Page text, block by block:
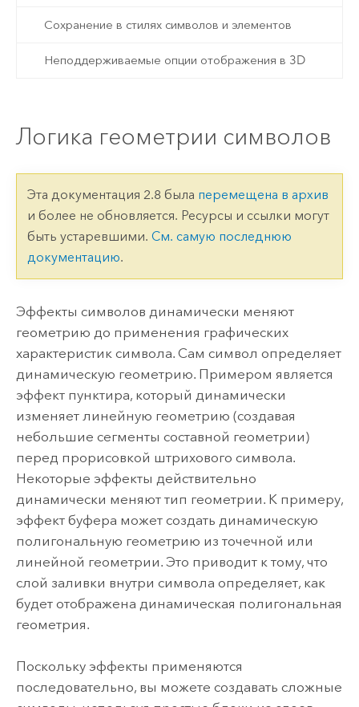
Сохранение в стилях символов и элементов
Неподдерживаемые опции отображения в 3D
Логика геометрии символов
Эта документация 2.8 была перемещена в архив
и более не обновляется. Ресурсы и ссылки могут
быть устаревшими. См. самую последнюю
документацию.
Эффекты символов динамически меняют
геометрию до применения графических
характеристик символа. Сам символ определяет
динамическую геометрию. Примером является
эффект пунктира, который динамически
изменяет линейную геометрию (создавая
небольшие сегменты составной геометрии)
перед прорисовкой штрихового символа.
Некоторые эффекты действительно
динамически меняют тип геометрии. К примеру,
эффект буфера может создать динамическую
полигональную геометрию из точечной или
линейной геометрии. Это приводит к тому, что
слой заливки внутри символа определяет, как
будет отображена динамическая полигональная
геометрия.
Поскольку эффекты применяются
последовательно, вы можете создавать сложные